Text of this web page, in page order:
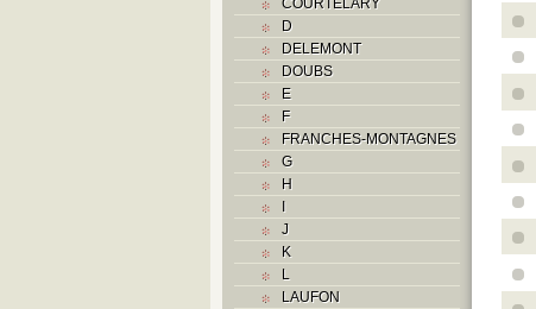
D
DELEMONT
DOUBS
E
F
FRANCHES-MONTAGNES
G
H
I
J
K
L
LAUFON